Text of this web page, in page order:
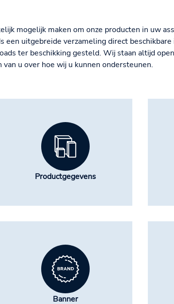
mogelijk maken om onze producten in uw
een uitgebreide verzameling direct
ter beschikking gesteld. Wij staan altijd
van u over hoe wij u kunnen ondersteunen.
Productgegevens
Banner